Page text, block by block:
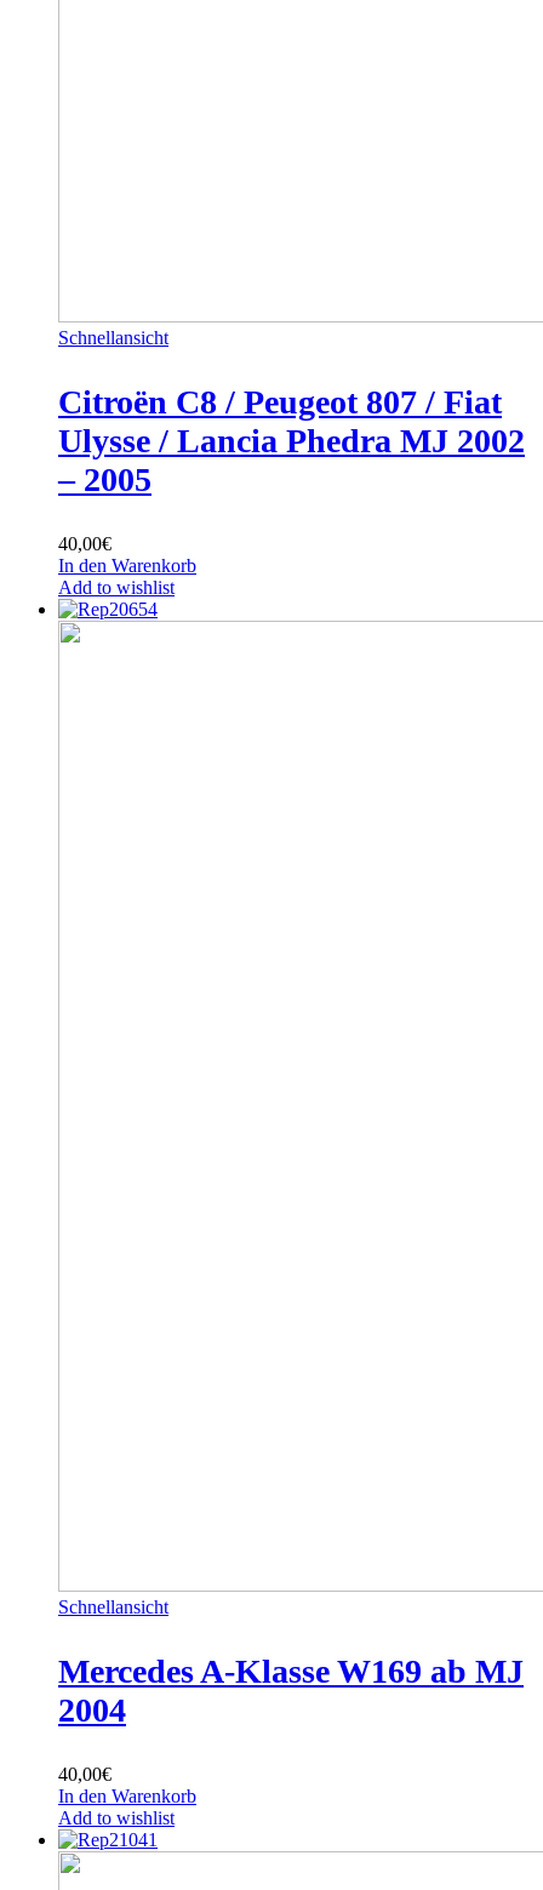
Schnellansicht
Citroën C8 / Peugeot 807 / Fiat
Ulysse / Lancia Phedra MJ 2002
– 2005
40,00€
In den Warenkorb
Add to wishlist
Schnellansicht
Mercedes A-Klasse W169 ab MJ
2004
40,00€
In den Warenkorb
Add to wishlist